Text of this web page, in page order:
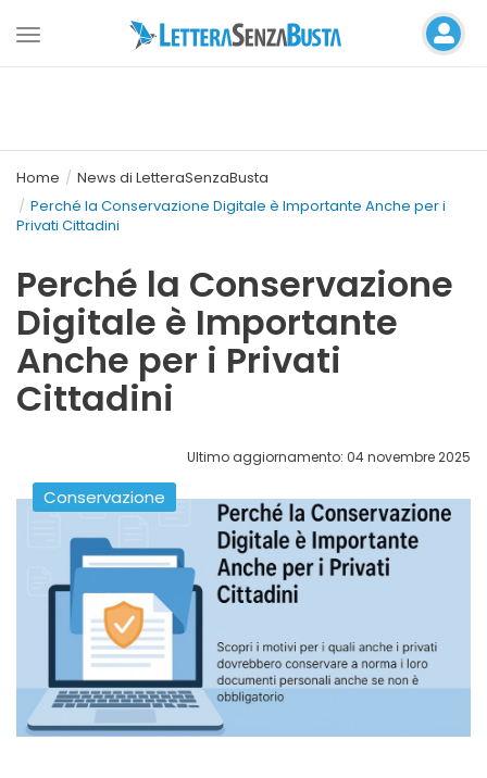
Toggle
Home
News di LetteraSenzaBusta
Perché la Conservazione Digitale è Importante Anche per i
Privati Cittadini
Perché la Conservazione
Digitale è Importante
Anche per i Privati
Cittadini
Ultimo aggiornamento: 04 novembre 2025
Conservazione